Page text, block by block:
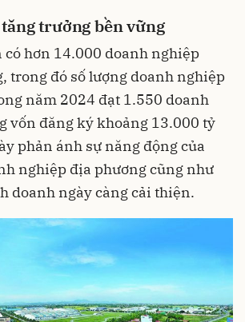
trưởng bền vững
hơn 14.000 doanh nghiệp
trong đó số lượng doanh nghiệp
năm 2024 đạt 1.550 doanh
vốn đăng ký khoảng 13.000 tỷ
phản ánh sự năng động của
nghiệp địa phương cũng như
doanh ngày càng cải thiện.